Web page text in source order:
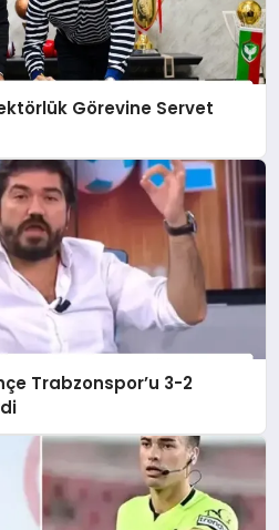
Görevine Servet
Trabzonspor’u 3-2